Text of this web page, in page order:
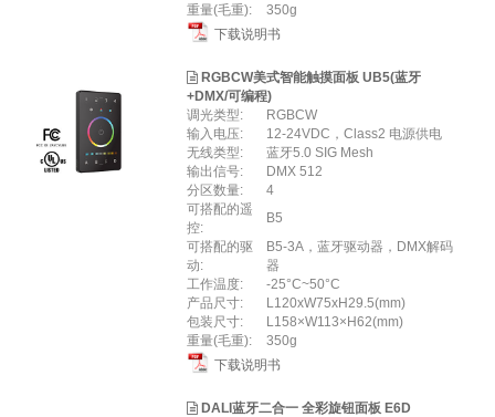
重量(毛重):
350g
下载说明书
RGBCW美式智能触摸面板 UB5(蓝牙
+DMX/可编程)
调光类型:
RGBCW
输入电压:
12-24VDC，Class2 电源供电
无线类型:
蓝牙5.0 SIG Mesh
输出信号:
DMX 512
分区数量:
4
可搭配的遥
控:
B5
可搭配的驱
动:
B5-3A，蓝牙驱动器，DMX解码
器
工作温度:
-25°C~50°C
产品尺寸:
L120xW75xH29.5(mm)
包装尺寸:
L158×W113×H62(mm)
重量(毛重):
350g
下载说明书
DALI蓝牙二合一 全彩旋钮面板 E6D